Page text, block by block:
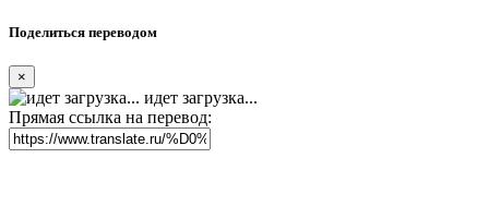
Поделиться переводом
×
идет загрузка...
Прямая ссылка на перевод: